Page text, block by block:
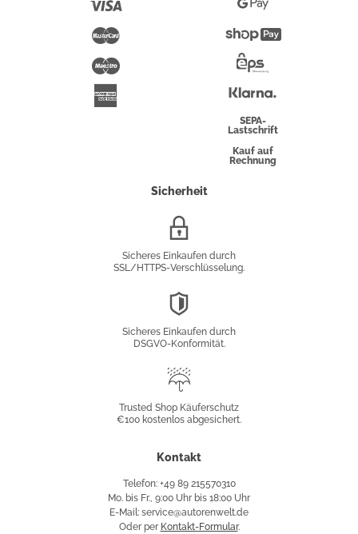
Maestro
Google
Pay
Überweisung
SEPA-
Lastschrift
Kauf auf
Rechnung
Sicherheit
Sicheres Einkaufen durch
SSL/HTTPS-Verschlüsselung.
Sicheres Einkaufen durch
DSGVO-Konformität.
Käuferschutz
Trusted Shop Käuferschutz
€100 kostenlos abgesichert.
Kontakt
Telefon: +49 89 215570310
Mo. bis Fr., 9:00 Uhr bis 18:00 Uhr
E-Mail: service@autorenwelt.de
Oder per Kontakt-Formular.